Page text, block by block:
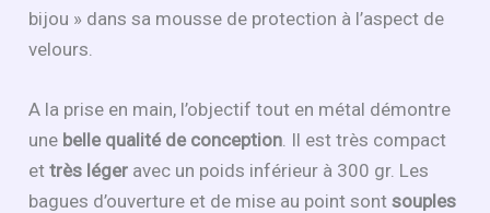
bijou » dans sa mousse de protection à l’aspect de
velours.
A la prise en main, l’objectif tout en métal démontre
une belle qualité de conception . Il est très compact
ettrès léger avec un poids inférieur à 300 gr. Les
bagues d’ouverture et de mise au point sontsouples